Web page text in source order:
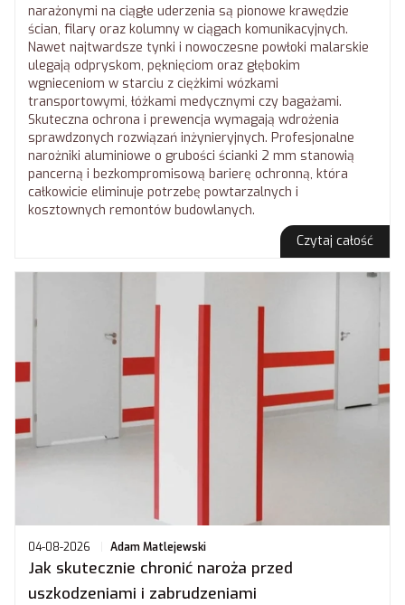
narażonymi na ciągłe uderzenia są pionowe krawędzie
ścian, filary oraz kolumny w ciągach komunikacyjnych.
Nawet najtwardsze tynki i nowoczesne powłoki malarskie
ulegają odpryskom, pęknięciom oraz głębokim
wgnieceniom w starciu z ciężkimi wózkami
transportowymi, łóżkami medycznymi czy bagażami.
Skuteczna ochrona i prewencja wymagają wdrożenia
sprawdzonych rozwiązań inżynieryjnych. Profesjonalne
narożniki aluminiowe o grubości ścianki 2 mm stanowią
pancerną i bezkompromisową barierę ochronną, która
całkowicie eliminuje potrzebę powtarzalnych i
kosztownych remontów budowlanych.
Czytaj całość
04-08-2026 Adam Matlejewski
Jak skutecznie chronić naroża przed
uszkodzeniami i zabrudzeniami